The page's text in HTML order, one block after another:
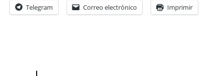
Telegram Correo electrónico Imprimir